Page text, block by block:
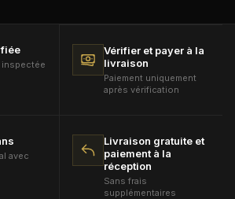
inspectée
Vérifier et payer à la
livraison
Paiement uniquement
après vérification
avec
Livraison gratuite et
paiement à la
réception
Sans frais
supplémentaires